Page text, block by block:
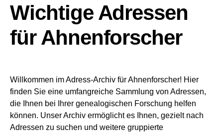
Wichtige Adressen
für Ahnenforscher
Willkommen im Adress-Archiv für Ahnenforscher! Hier
finden Sie eine umfangreiche Sammlung von Adressen,
die Ihnen bei Ihrer genealogischen Forschung helfen
können. Unser Archiv ermöglicht es Ihnen, gezielt nach
Adressen zu suchen und weitere gruppierte